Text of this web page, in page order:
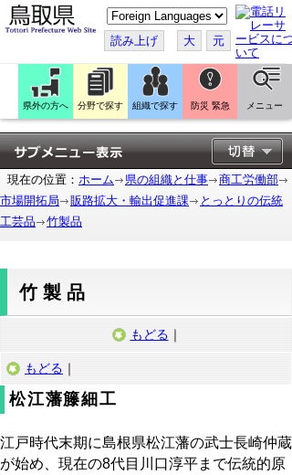
こ
の
ペ
ー
ジ
翻
訳
す
る
読み上げ 大 元
県外の方へ 分野で探す 組織で探す 防災 緊急 メニュー
現在の位置： ホーム 県の組織と仕事
商工労働部
市場開拓局
販路拡大・輸出促進課
とっとりの伝統
工芸品
竹製品
竹製品
もどる ｜
もどる ｜
松江藩籐細工
江戸時代末期に島根県松江藩の武士長崎仲蔵
が始め、現在の8代目川口淳平まで伝統的原